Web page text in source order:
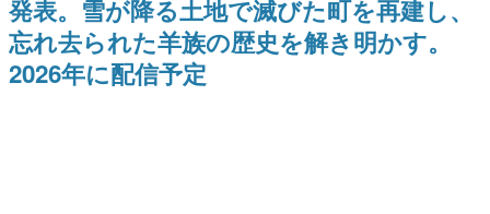
この物語を解いてはいけない。『赫本』は、〈試験問題〉
の形をした短編ホラー小説集です。
新世代に訊く
発表。雪が降る土地で滅びた町を再建し、
忘れ去られた羊族の歴史を解き明かす。
2026年に配信予定